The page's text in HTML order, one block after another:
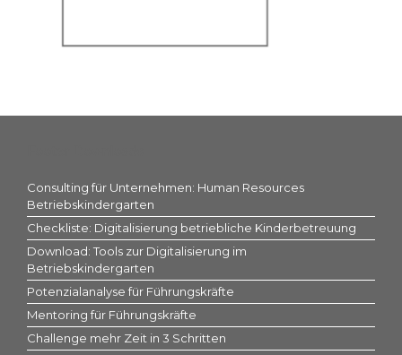
Consulting für Unternehmen: Human Resources
Betriebskindergarten
Checkliste: Digitalisierung betriebliche Kinderbetreuung
Download: Tools zur Digitalisierung im
Betriebskindergarten
Potenzialanalyse für Führungskräfte
Mentoring für Führungskräfte
Challenge mehr Zeit in 3 Schritten